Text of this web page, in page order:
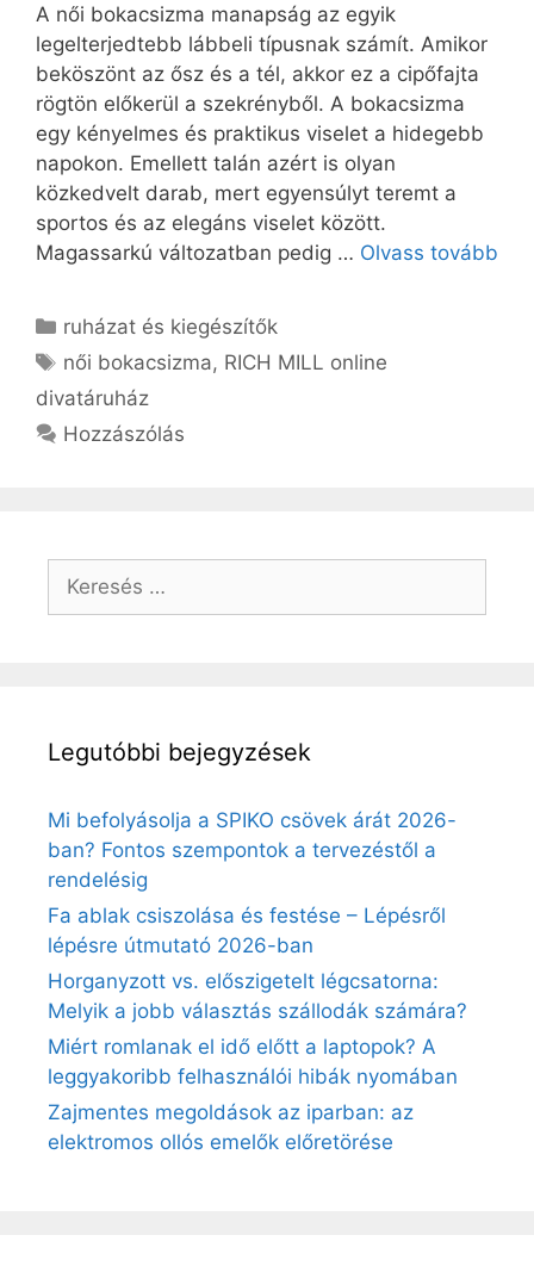
A női bokacsizma manapság az egyik
legelterjedtebb lábbeli típusnak számít. Amikor
beköszönt az ősz és a tél, akkor ez a cipőfajta
rögtön előkerül a szekrényből. A bokacsizma
egy kényelmes és praktikus viselet a hidegebb
napokon. Emellett talán azért is olyan
közkedvelt darab, mert egyensúlyt teremt a
sportos és az elegáns viselet között.
Magassarkú változatban pedig … Olvass tovább
Kategória
ruházat és kiegészítők
Címkék
női bokacsizma, RICH MILL online
divatáruház
Hozzászólás
Keresés:
Legutóbbi bejegyzések
Mi befolyásolja a SPIKO csövek árát 2026-
ban? Fontos szempontok a tervezéstől a
rendelésig
Fa ablak csiszolása és festése – Lépésről
lépésre útmutató 2026-ban
Horganyzott vs. előszigetelt légcsatorna:
Melyik a jobb választás szállodák számára?
Miért romlanak el idő előtt a laptopok? A
leggyakoribb felhasználói hibák nyomában
Zajmentes megoldások az iparban: az
elektromos ollós emelők előretörése